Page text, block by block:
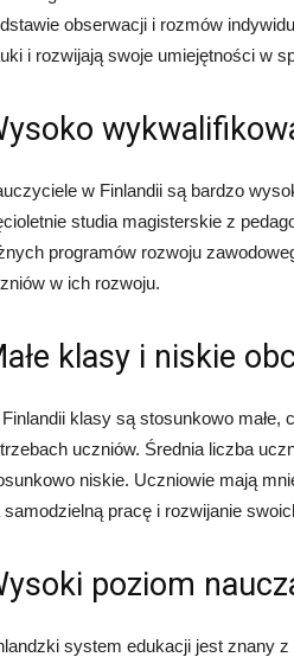
obserwacji i rozmów
i rozwijają swoje umiejętności w
w Finlandii są bardzo
studia magisterskie z
programów rozwoju
w ich rozwoju.
klasy i niskie
klasy są stosunkowo
uczniów. Średnia liczba
niskie. Uczniowie mają
samodzielną pracę i rozwijanie
poziom
system edukacji jest znany